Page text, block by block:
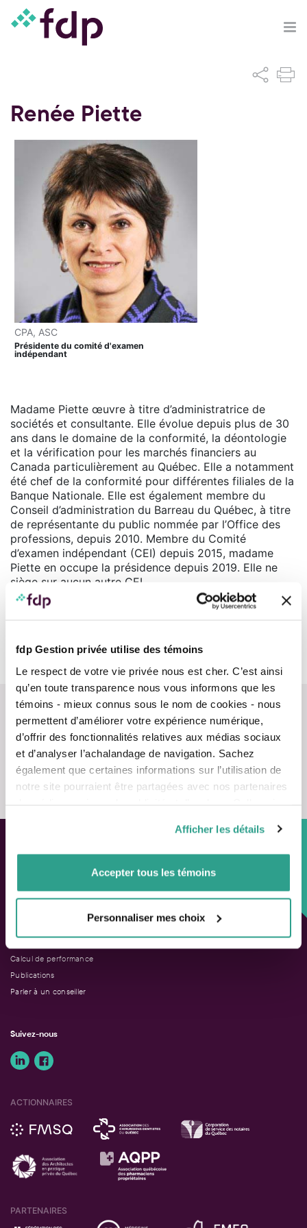
fdp Gestion privée utilise des témoins
Le respect de votre vie privée nous est cher. C’est ainsi
qu’en toute transparence nous vous informons que les
témoins - mieux connus sous le nom de cookies - nous
permettent d’améliorer votre expérience numérique,
d’offrir des fonctionnalités relatives aux médias sociaux
et d’analyser l’achalandage de navigation. Sachez
également que certaines informations sur l’utilisation de
notre site pourraient être partagées avec nos partenaires
vous leur auriez fournies ou qu’ils auraient collectées lors
de votre utilisation de leurs services.
Afficher les détails
Accepter tous les témoins
Personnaliser mes choix
Renée Piette
CPA, ASC
Présidente du comité d'examen
indépendant
Madame Piette œuvre à titre d’administratrice de
sociétés et consultante. Elle évolue depuis plus de 30
ans dans le domaine de la conformité, la déontologie
et la vérification pour les marchés financiers au
Canada particulièrement au Québec. Elle a notamment
été chef de la conformité pour différentes filiales de la
Banque Nationale. Elle est également membre du
Conseil d’administration du Barreau du Québec, à titre
de représentante du public nommée par l’Office des
professions, depuis 2010. Membre du Comité
d’examen indépendant (CEI) depuis 2015, madame
Piette en occupe la présidence depuis 2019. Elle ne
siège sur aucun autre CEI.
Équipes
Comité d'examen indépendant
Nous contacter
Approche personnalisée,
Solutions adaptées.
Calcul de performance
Publications
Parler à un conseiller
Suivez-nous
ACTIONNAIRES
PARTENAIRES